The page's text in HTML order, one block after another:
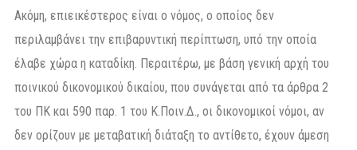
Ακόμη, επιεικέστερος είναι ο νόμος, ο οποίος δεν
περιλαμβάνει την επιβαρυντική περίπτωση, υπό την οποία
έλαβε χώρα η καταδίκη. Περαιτέρω, με βάση γενική αρχή του
ποινικού δικονομικού δικαίου, που συνάγεται από τα άρθρα 2
του ΠΚ και 590 παρ. 1 του Κ.Ποιν.Δ., οι δικονομικοί νόμοι, αν
δεν ορίζουν με μεταβατική διάταξη το αντίθετο, έχουν άμεση